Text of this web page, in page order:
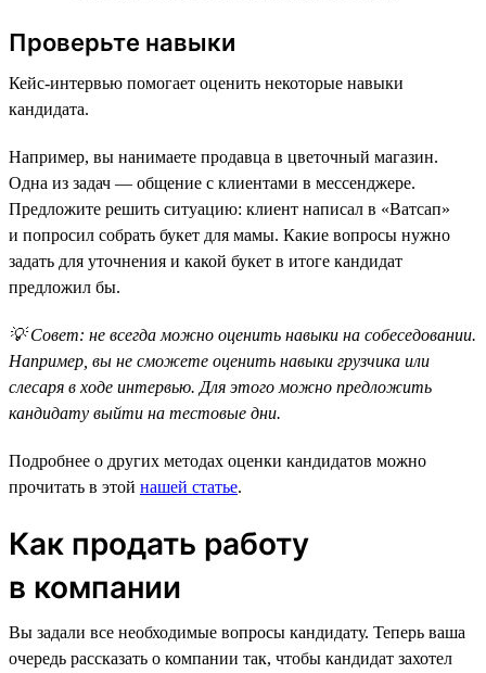
Проверьте навыки
Кейс-интервью помогает оценить некоторые навыки
кандидата.
Например, вы нанимаете продавца в цветочный магазин.
Одна из задач — общение с клиентами в мессенджере.
Предложите решить ситуацию: клиент написал в «Ватсап»
и попросил собрать букет для мамы. Какие вопросы нужно
задать для уточнения и какой букет в итоге кандидат
предложил бы.
💡 Совет: не всегда можно оценить навыки на собеседовании.
Например, вы не сможете оценить навыки грузчика или
слесаря в ходе интервью. Для этого можно предложить
кандидату выйти на тестовые дни.
Подробнее о других методах оценки кандидатов можно
прочитать в этой нашей статье.
Как продать работу
в компании
Вы задали все необходимые вопросы кандидату. Теперь ваша
очередь рассказать о компании так, чтобы кандидат захотел